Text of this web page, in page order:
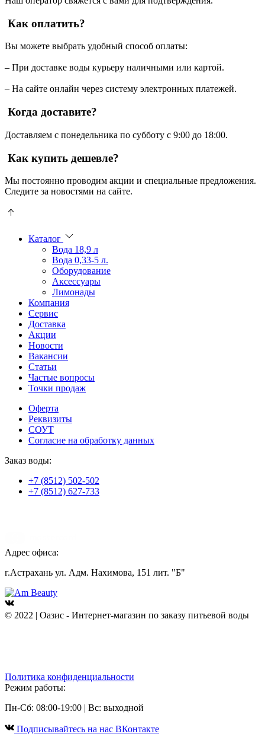
Как оплатить?
Вы можете выбрать удобный способ оплаты:
– При доставке воды курьеру наличными или картой.
– На сайте онлайн через систему электронных платежей.
Когда доставите?
Доставляем с понедельника по субботу с 9:00 до 18:00.
Как купить дешевле?
Мы постоянно проводим акции и специальные предложения.
Следите за новостями на сайте.
Пользователи
mellstroy
офіційний
сайты.
В
казино
встретить
казино
среди
обсуждаемых
тем.
Каталог
Вода 18,9 л
Вода 0,33-5 л.
Оборудование
Аксессуары
Лимонады
Компания
Сервис
Доставка
Акции
Новости
Вакансии
Статьи
Частые вопросы
Точки продаж
Оферта
Реквизиты
СОУТ
Согласие на обработку данных
Заказ воды:
+7 (8512) 502-502
+7 (8512) 627-733
Адрес офиса:
г.Астрахань ул. Адм. Нахимова, 151 лит. "Б"
© 2022 | Оазис - Интернет-магазин по заказу питьевой воды
Политика конфиденциальности
Режим работы:
Пн-Сб: 08:00-19:00 | Вс: выходной
Подписывайтесь на наc ВКонтакте